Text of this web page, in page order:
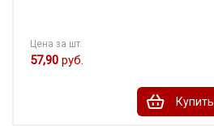
Цена за шт.
57,90 руб.
Купить